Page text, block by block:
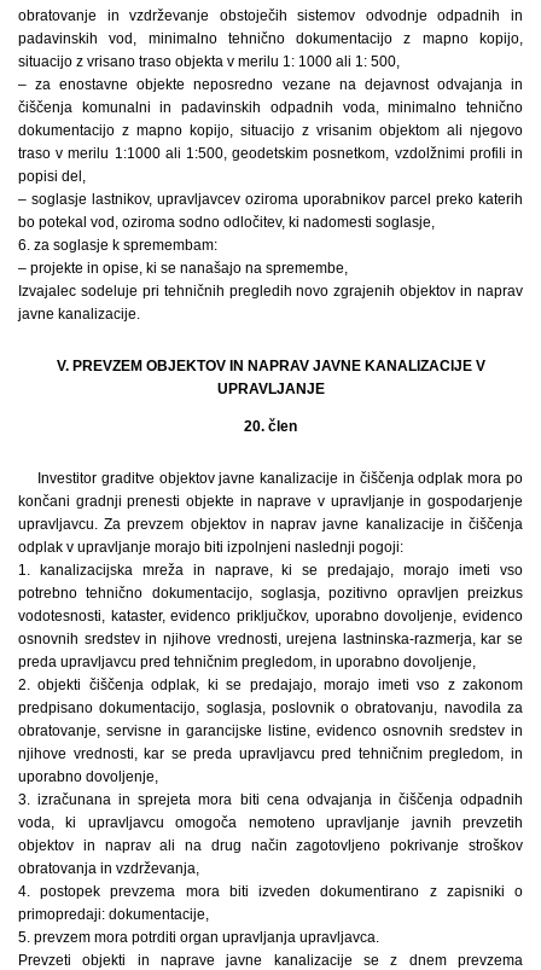
obratovanje in vzdrževanje obstoječih sistemov odvodnje odpadnih in
padavinskih vod, minimalno tehnično dokumentacijo z mapno kopijo,
situacijo z vrisano traso objekta v merilu 1: 1000 ali 1: 500,
– za enostavne objekte neposredno vezane na dejavnost odvajanja in
čiščenja komunalni in padavinskih odpadnih voda, minimalno tehnično
dokumentacijo z mapno kopijo, situacijo z vrisanim objektom ali njegovo
traso v merilu 1:1000 ali 1:500, geodetskim posnetkom, vzdolžnimi profili in
popisi del,
– soglasje lastnikov, upravljavcev oziroma uporabnikov parcel preko katerih
bo potekal vod, oziroma sodno odločitev, ki nadomesti soglasje,
6. za soglasje k spremembam:
– projekte in opise, ki se nanašajo na spremembe,
Izvajalec sodeluje pri tehničnih pregledih novo zgrajenih objektov in naprav
javne kanalizacije.
V. PREVZEM OBJEKTOV IN NAPRAV JAVNE KANALIZACIJE V
UPRAVLJANJE
20. člen
Investitor graditve objektov javne kanalizacije in čiščenja odplak mora po
končani gradnji prenesti objekte in naprave v upravljanje in gospodarjenje
upravljavcu. Za prevzem objektov in naprav javne kanalizacije in čiščenja
odplak v upravljanje morajo biti izpolnjeni naslednji pogoji:
1. kanalizacijska mreža in naprave, ki se predajajo, morajo imeti vso
potrebno tehnično dokumentacijo, soglasja, pozitivno opravljen preizkus
vodotesnosti, kataster, evidenco priključkov, uporabno dovoljenje, evidenco
osnovnih sredstev in njihove vrednosti, urejena lastninska-razmerja, kar se
preda upravljavcu pred tehničnim pregledom, in uporabno dovoljenje,
2. objekti čiščenja odplak, ki se predajajo, morajo imeti vso z zakonom
predpisano dokumentacijo, soglasja, poslovnik o obratovanju, navodila za
obratovanje, servisne in garancijske listine, evidenco osnovnih sredstev in
njihove vrednosti, kar se preda upravljavcu pred tehničnim pregledom, in
uporabno dovoljenje,
3. izračunana in sprejeta mora biti cena odvajanja in čiščenja odpadnih
voda, ki upravljavcu omogoča nemoteno upravljanje javnih prevzetih
objektov in naprav ali na drug način zagotovljeno pokrivanje stroškov
obratovanja in vzdrževanja,
4. postopek prevzema mora biti izveden dokumentirano z zapisniki o
primopredaji: dokumentacije,
5. prevzem mora potrditi organ upravljanja upravljavca.
Prevzeti objekti in naprave javne kanalizacije se z dnem prevzema